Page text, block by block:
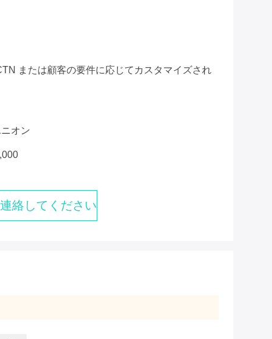
または顧客の要件に応じてカスタマイズされ
オン
絡してください